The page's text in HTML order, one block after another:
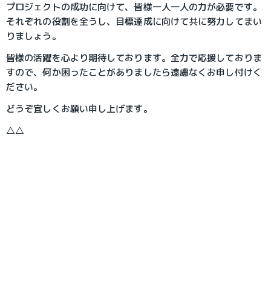
プロジェクトの成功に向けて、皆様一人一人の力が必要です。
それぞれの役割を全うし、目標達成に向けて共に努力してまい
りましょう。
皆様の活躍を心より期待しております。全力で応援しておりま
すので、何か困ったことがありましたら遠慮なくお申し付けく
ださい。
どうぞ宜しくお願い申し上げます。
△△